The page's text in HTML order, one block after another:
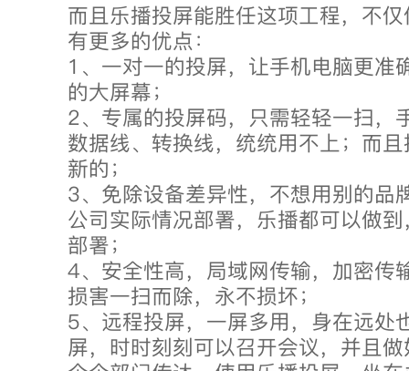
而且乐播投屏能胜任这项工程，不
有更多的优点：
1、一对一的投屏，让手机电脑更准
的大屏幕；
2、专属的投屏码，只需轻轻一扫，
数据线、转换线，统统用不上；而
新的；
3、免除设备差异性，不想用别的品
公司实际情况部署，乐播都可以做
部署；
4、安全性高，局域网传输，加密传
损害一扫而除，永不损坏；
5、远程投屏，一屏多用，身在远处
屏，时时刻刻可以召开会议，并且